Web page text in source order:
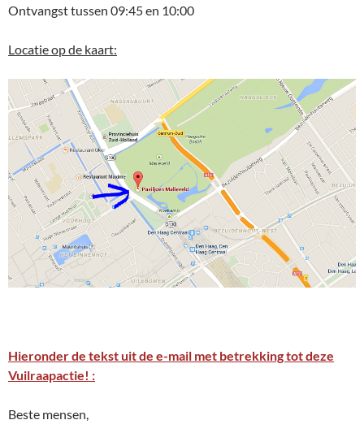
Ontvangst tussen 09:45 en 10:00
Locatie op de kaart:
Hieronder de tekst uit de e-mail met betrekking tot deze
Vuilraapactie! :
Beste mensen,